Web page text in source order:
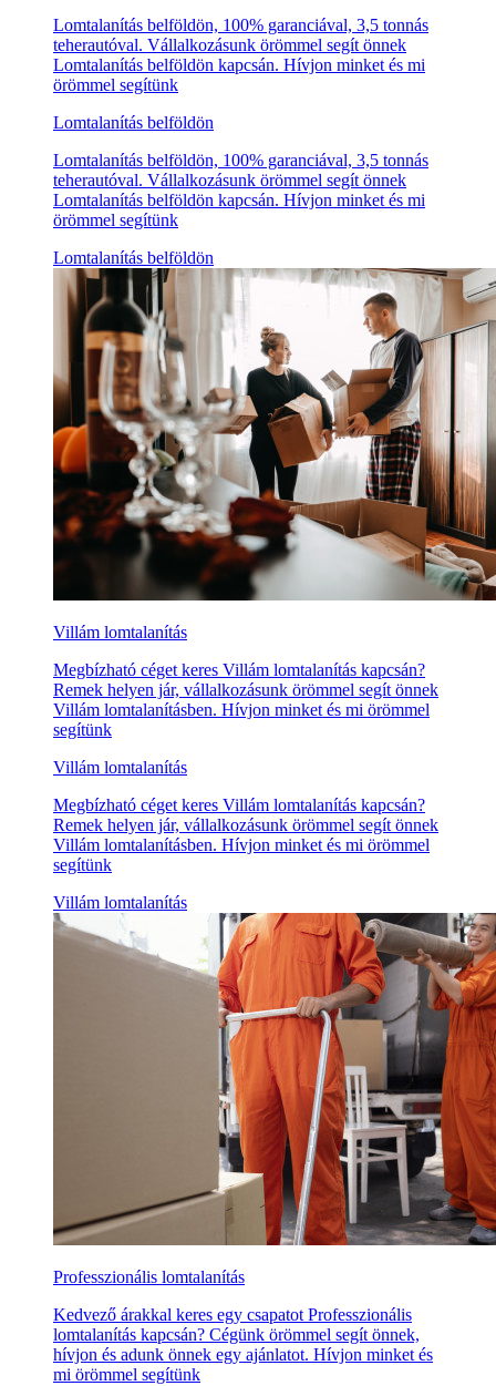
Lomtalanítás belföldön, 100% garanciával, 3,5 tonnás
teherautóval. Vállalkozásunk örömmel segít önnek
Lomtalanítás belföldön kapcsán. Hívjon minket és mi
örömmel segítünk
Lomtalanítás belföldön
Lomtalanítás belföldön, 100% garanciával, 3,5 tonnás
teherautóval. Vállalkozásunk örömmel segít önnek
Lomtalanítás belföldön kapcsán. Hívjon minket és mi
örömmel segítünk
Lomtalanítás belföldön
Villám lomtalanítás
Megbízható céget keres Villám lomtalanítás kapcsán?
Remek helyen jár, vállalkozásunk örömmel segít önnek
Villám lomtalanításben. Hívjon minket és mi örömmel
segítünk
Villám lomtalanítás
Megbízható céget keres Villám lomtalanítás kapcsán?
Remek helyen jár, vállalkozásunk örömmel segít önnek
Villám lomtalanításben. Hívjon minket és mi örömmel
segítünk
Villám lomtalanítás
Professzionális lomtalanítás
Kedvező árakkal keres egy csapatot Professzionális
lomtalanítás kapcsán? Cégünk örömmel segít önnek,
hívjon és adunk önnek egy ajánlatot. Hívjon minket és
mi örömmel segítünk